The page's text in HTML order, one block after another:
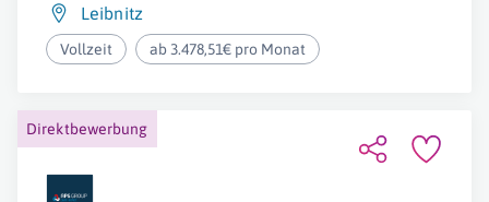
Leibnitz
Vollzeit ab 3.478,51€ pro Monat
Direktbewerbung